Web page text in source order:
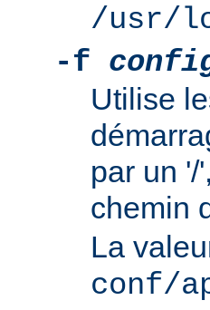
/usr/
-f
Utilise
par un
chemin
La
conf/